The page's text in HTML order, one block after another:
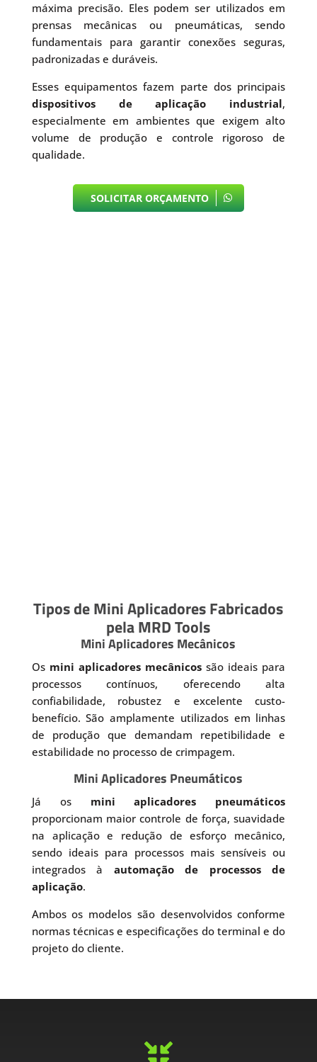
máxima precisão. Eles podem ser utilizados em
prensas mecânicas ou pneumáticas, sendo
fundamentais para garantir conexões seguras,
padronizadas e duráveis.
Esses equipamentos fazem parte dos principais
dispositivos de aplicação industrial,
especialmente em ambientes que exigem alto
volume de produção e controle rigoroso de
qualidade.
SOLICITAR ORÇAMENTO
Tipos de Mini Aplicadores Fabricados
pela MRD Tools
Mini Aplicadores Mecânicos
Os mini aplicadores mecânicos são ideais para
processos contínuos, oferecendo alta
confiabilidade, robustez e excelente custo-
benefício. São amplamente utilizados em linhas
de produção que demandam repetibilidade e
estabilidade no processo de crimpagem.
Mini Aplicadores Pneumáticos
Já os mini aplicadores pneumáticos
proporcionam maior controle de força, suavidade
na aplicação e redução de esforço mecânico,
sendo ideais para processos mais sensíveis ou
integrados à automação de processos de
aplicação.
Ambos os modelos são desenvolvidos conforme
normas técnicas e especificações do terminal e do
projeto do cliente.
